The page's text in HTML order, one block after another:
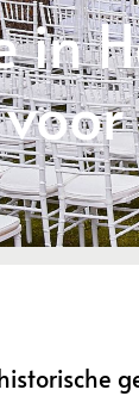
in
voor